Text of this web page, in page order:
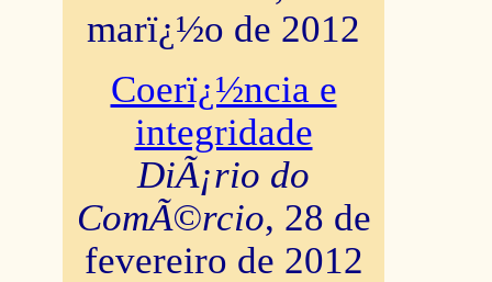
marï¿½o de 2012
Coerï¿½ncia e
integridade
DiÃ¡rio do
ComÃ©rcio, 28 de
fevereiro de 2012